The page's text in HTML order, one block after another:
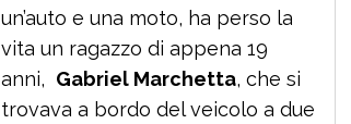
un’auto e una moto, ha perso la
vita un ragazzo di appena 19
anni, Gabriel Marchetta, che si
trovava a bordo del veicolo a due